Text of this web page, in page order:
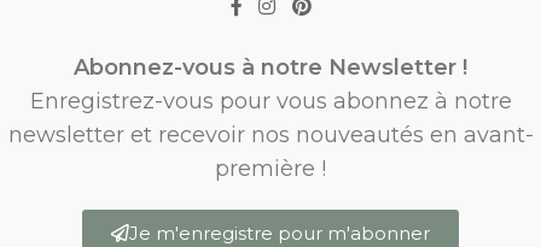
Abonnez-vous à notre Newsletter !
Enregistrez-vous pour vous abonnez à notre
newsletter et recevoir nos nouveautés en avant-
première !
Je m'enregistre pour m'abonner